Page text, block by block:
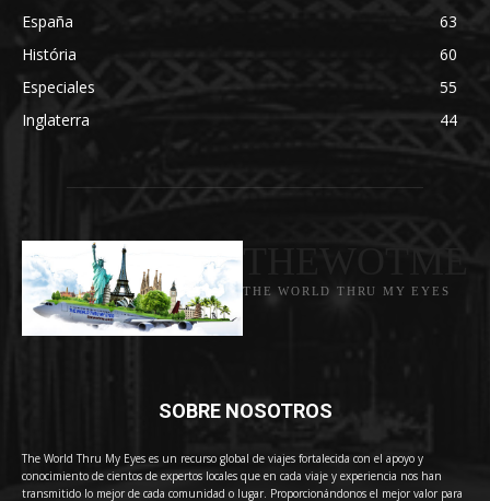
España
63
História
60
Especiales
55
Inglaterra
44
THE WORLD THRU MY EYES
SOBRE NOSOTROS
The World Thru My Eyes es un recurso global de viajes fortalecida con el apoyo y
conocimiento de cientos de expertos locales que en cada viaje y experiencia nos han
transmitido lo mejor de cada comunidad o lugar. Proporcionándonos el mejor valor para